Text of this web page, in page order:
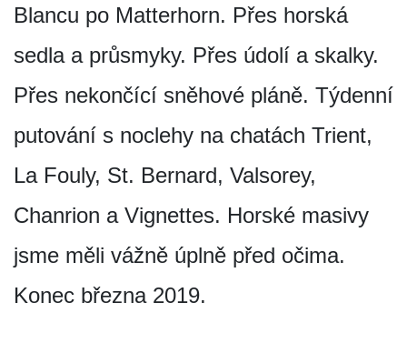
Blancu po Matterhorn. Přes horská
sedla a průsmyky. Přes údolí a skalky.
Přes nekončící sněhové pláně. Týdenní
putování s noclehy na chatách Trient,
La Fouly, St. Bernard, Valsorey,
Chanrion a Vignettes. Horské masivy
jsme měli vážně úplně před očima.
Konec března 2019.